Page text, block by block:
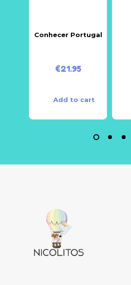
Conhecer Portugal
€21.95
Add to cart